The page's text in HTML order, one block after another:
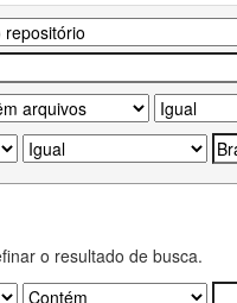
o resultado de busca.